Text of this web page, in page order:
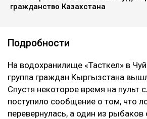
гражданство Казахстана
Подробности
На водохранилище «Тасөткел» в
группа граждан Кыргызстана
Спустя некоторое время на пульт
поступило сообщение о том, что
перевернулась, а один из рыбаков